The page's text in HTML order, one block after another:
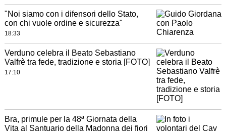
"Noi siamo con i difensori dello Stato,
con chi vuole ordine e sicurezza"
18:33
Verduno celebra il Beato Sebastiano
Valfrè tra fede, tradizione e storia [FOTO]
17:10
Bra, primule per la 48ª Giornata della
Vita al Santuario della Madonna dei fiori